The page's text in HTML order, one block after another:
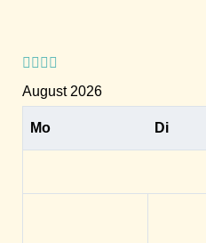
August 2026
Mo Di